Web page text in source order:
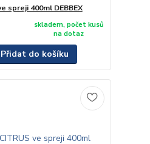
spreji 400ml DEBBEX
skladem, počet kusů
na dotaz
Přidat do košíku